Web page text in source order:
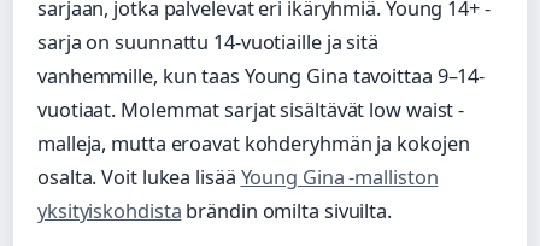
sarjaan, jotka palvelevat eri ikäryhmiä. Young 14+ -
sarja on suunnattu 14-vuotiaille ja sitä
vanhemmille, kun taas Young Gina tavoittaa 9–14-
vuotiaat. Molemmat sarjat sisältävät low waist -
malleja, mutta eroavat kohderyhmän ja kokojen
osalta. Voit lukea lisää Young Gina -malliston
yksityiskohdista brändin omilta sivuilta.